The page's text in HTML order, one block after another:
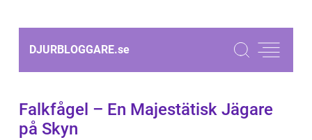
DJURBLOGGARE.se
Falkfågel – En Majestätisk Jägare
på Skyn